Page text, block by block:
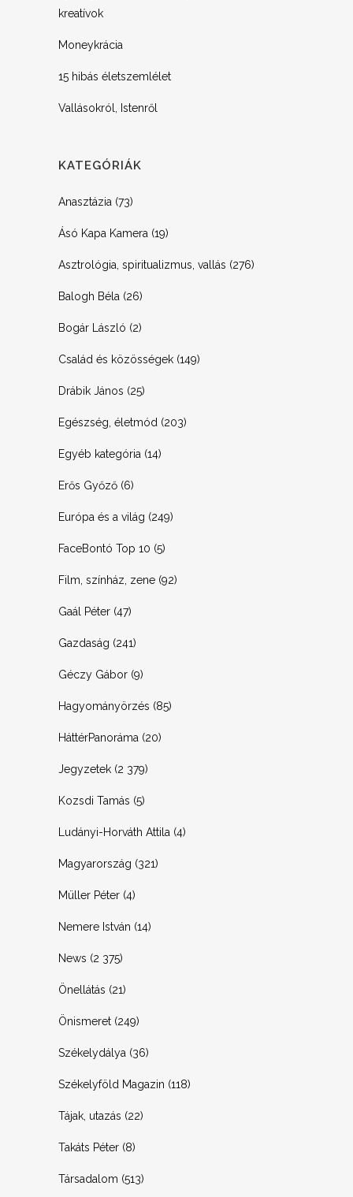
kreatívok
Moneykrácia
15 hibás életszemlélet
Vallásokról, Istenről
KATEGÓRIÁK
Anasztázia (73)
Ásó Kapa Kamera (19)
Asztrológia, spiritualizmus, vallás (276)
Balogh Béla (26)
Bogár László (2)
Család és közösségek (149)
Drábik János (25)
Egészség, életmód (203)
Egyéb kategória (14)
Erős Győző (6)
Európa és a világ (249)
FaceBontó Top 10 (5)
Film, színház, zene (92)
Gaál Péter (47)
Gazdaság (241)
Géczy Gábor (9)
Hagyományörzés (85)
HáttérPanoráma (20)
Jegyzetek (2 379)
Kozsdi Tamás (5)
Ludányi-Horváth Attila (4)
Magyarország (321)
Müller Péter (4)
Nemere István (14)
News (2 375)
Önellátás (21)
Önismeret (249)
Székelydálya (36)
Székelyföld Magazin (118)
Tájak, utazás (22)
Takáts Péter (8)
Társadalom (513)